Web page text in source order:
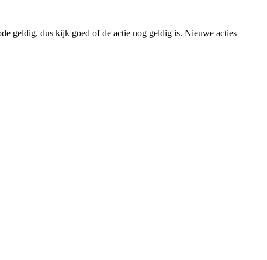
geldig, dus kijk goed of de actie nog geldig is. Nieuwe acties